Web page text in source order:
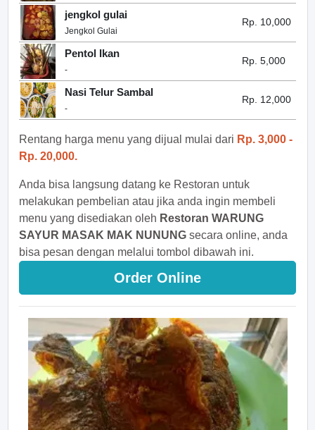
jengkol gulai
Jengkol Gulai
Rp. 10,000
Pentol Ikan
-
Rp. 5,000
Nasi Telur Sambal
-
Rp. 12,000
Rentang harga menu yang dijual mulai dari Rp. 3,000 -
Rp. 20,000.
Anda bisa langsung datang ke Restoran untuk
melakukan pembelian atau jika anda ingin membeli
menu yang disediakan oleh Restoran WARUNG
SAYUR MASAK MAK NUNUNG secara online, anda
bisa pesan dengan melalui tombol dibawah ini.
Order Online